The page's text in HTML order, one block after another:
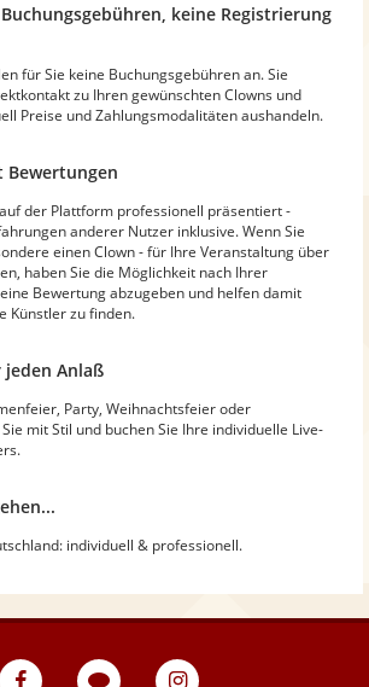
keine Registrierung
für Sie keine Buchungsgebühren an. Sie
zu Ihren gewünschten Clowns und
Preise und Zahlungsmodalitäten aushandeln.
Bewertungen
der Plattform professionell präsentiert -
anderer Nutzer inklusive. Wenn Sie
einen Clown - für Ihre Veranstaltung über
haben Sie die Möglichkeit nach Ihrer
Bewertung abzugeben und helfen damit
Künstler zu finden.
Anlaß
Party, Weihnachtsfeier oder
mit Stil und buchen Sie Ihre individuelle Live-
individuell & professionell.
eventpeppers
Blog
eventpeppers